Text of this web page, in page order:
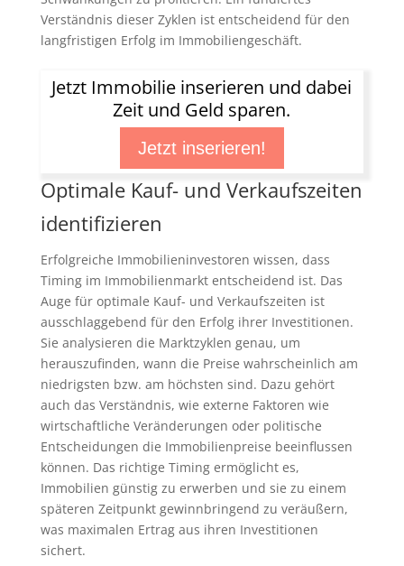
Verständnis dieser Zyklen ist entscheidend für den
langfristigen Erfolg im Immobiliengeschäft.
Jetzt Immobilie inserieren und dabei
Zeit und Geld sparen.
Jetzt inserieren!
Optimale Kauf- und Verkaufszeiten
identifizieren
Erfolgreiche Immobilieninvestoren wissen, dass
Timing im Immobilienmarkt entscheidend ist. Das
Auge für optimale Kauf- und Verkaufszeiten ist
ausschlaggebend für den Erfolg ihrer Investitionen.
Sie analysieren die Marktzyklen genau, um
herauszufinden, wann die Preise wahrscheinlich am
niedrigsten bzw. am höchsten sind. Dazu gehört
auch das Verständnis, wie externe Faktoren wie
wirtschaftliche Veränderungen oder politische
Entscheidungen die Immobilienpreise beeinflussen
können. Das richtige Timing ermöglicht es,
Immobilien günstig zu erwerben und sie zu einem
späteren Zeitpunkt gewinnbringend zu veräußern,
was maximalen Ertrag aus ihren Investitionen
sichert.